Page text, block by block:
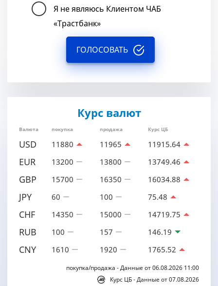
Я не являюсь Клиентом ЧАБ
«Трастбанк»
ГОЛОСОВАТЬ
Курс валют
Валюта покупка продажа Курс ЦБ
USD 11880 11965 11915.64
EUR 13200 13800 13749.46
GBP 15700 16350 16034.88
JPY 60 100 75.48
CHF 14350 15000 14719.75
RUB 100 157 146.19
CNY 1610 1920 1765.52
покупка/продажа - Данные от 06.08.2026 11:00
Курс ЦБ - Данные от 07.08.2026